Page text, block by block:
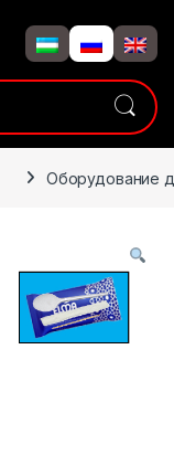
Оборудование